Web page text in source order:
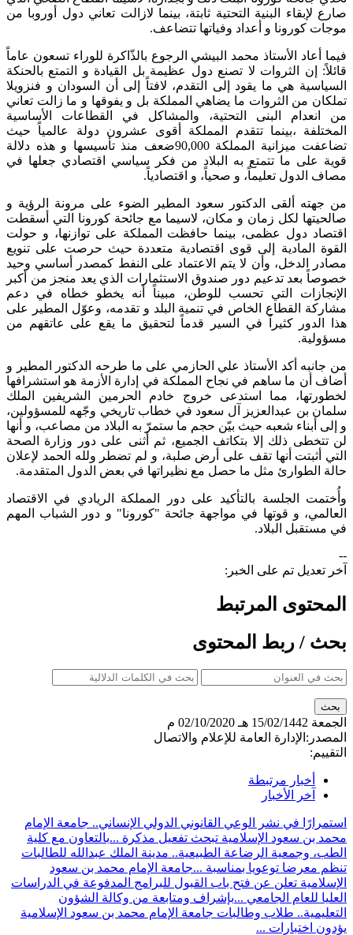
صارع لإبقاء البنية التحتية ثابتة، بينما لازالت تعاني دول أوروبا من
موجات كورونا و أعداد وفياتها تتضاعف.
فيما أعاد الأستاذ محمد البيشي الرجوع بالذّاكرة للوراء تسعون عاماً
قائلاً: إن الثروات لا تصنع دول عظيمة بل القيادة و التمتع بالحنكة
السياسية هي ما يقود إلى التقدم، لافتاً إلى أن السودان و فنزويلا
تملكان من الثروات ما يضاهي المملكة بل و يفوقها و ما زالت تعاني
من انعدام البنى التحتية، والمشاكل في القطاعات الأساسية
المختلفة ،بينما تتقدم المملكة أقوى عشرون دولة عالمياً حيث
تضاعفت ميزانية المملكة 90,000ضعف منذ تأسيسها و هذه دلالة
قوية على ما تتمتع به البلاد من فكر سياسي اقتصادي جعلها في
مصاف الدول تعليماً، و صحياً، و اقتصادياً.
من جهته ألقى الدكتور سعود المطير الضوء على مرونة الرؤية و
صالحيتها لكل زمان و مكان، لاسيما مع جائحة كورونا التي أسقطت
اقتصاد دول عظمى، بينما حافظت المملكة على توازنها، و حولت
القوة المادية إلى قوى اقتصادية متعددة حيث حرصت على تنويع
مصادر الدخل، وأن لا يتم الاعتماد على النفط كمصدر أساسي وحيد
خصوصاً بعد تدعيم دور صندوق الاستثمارات الذي يعد منجز من أكبر
الإنجازات التي تحسب للوطن، مبيناً أنه يخطو خطاه في دعم
مشاركة القطاع الخاص في تنمية البلد و تقدمه، وعوّل المطير على
هذا الدور كثيراً في السير قدماً لتحقيق ما يقع على عاتقهم من
مسؤولية.
من جانبه أكد الأستاذ علي الحازمي على ما طرحه الدكتور المطير و
أضاف أن ما ساهم في نجاح المملكة في إدارة الأزمة هو استشرافها
لخطورتها، مما استدعى خروج خادم الحرمين الشريفين الملك
سلمان بن عبدالعزيز آل سعود في خطاب تاريخي وجّهه للمسؤولين،
و إلى أبناء شعبه حيث بيّن حجم ما ستمرّ به البلاد من مصاعب، و أنها
لن تتخطى ذلك إلا بتكاتف الجميع، ثم أثنى على دور وزارة الصحة
التي أثبتت أنها تقف على أرض صلبة، و لم تضطر ولله الحمد لإعلان
حالة الطوارئ مثل ما حصل مع نظيراتها في بعض الدول المتقدمة.
وأُختمت الجلسة بالتأكيد على دور المملكة الريادي في الاقتصاد
العالمي، و قوتها في مواجهة جائحة "كورونا" و دور الشباب المهم
في مستقبل البلاد.
--
آخر تعديل تم على الخبر:
المحتوى المرتبط
بحث / ربط المحتوى
الجمعة 15/02/1442 هـ
02/10/2020 م
المصدر: الإدارة العامة للإعلام والاتصال
التقييم:
أخبار مرتبطة
آخر الأخبار
استمرارًا في نشر الوعي القانوني الدولي الإنساني.. جامعة الإمام
محمد بن سعود الإسلامية تبحث تفعيل مذكرة ...بالتعاون مع كلية
الطب، وجمعية الرضاعة الطبيعية.. مدينة الملك عبدالله للطالبات
تنظم معرضا توعويا بمناسبة ...جامعة الإمام محمد بن سعود
الإسلامية تعلن عن فتح باب القبول للبرامج المدفوعة في الدراسات
العليا للعام الجامعي ...بإشراف ومتابعة من وكالة الشؤون
التعليمية.. طلاب وطالبات جامعة الإمام محمد بن سعود الإسلامية
يؤدون اختبارات ...